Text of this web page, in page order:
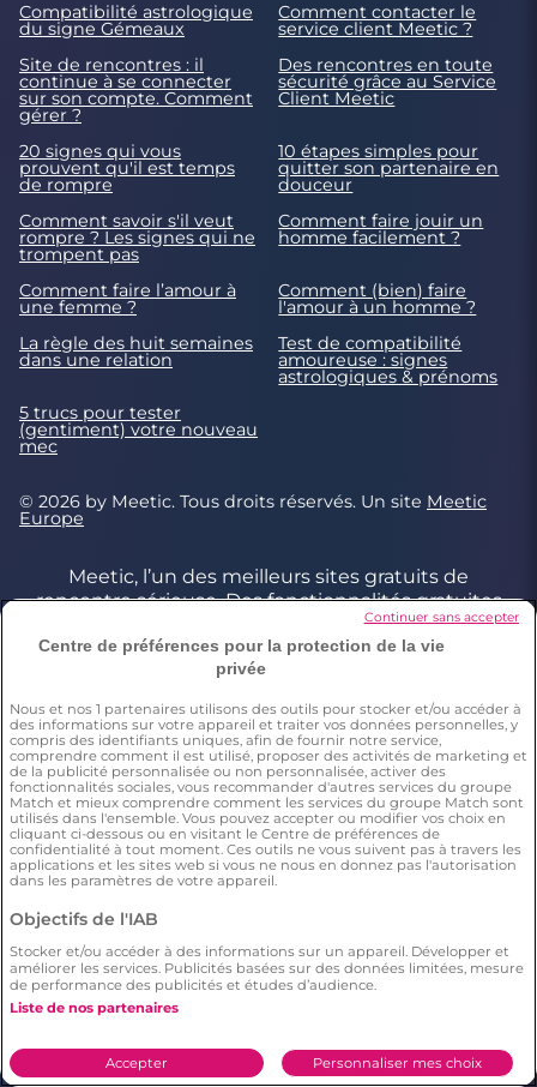
Compatibilité astrologique
du signe Gémeaux
Comment contacter le
service client Meetic ?
Site de rencontres : il
continue à se connecter
sur son compte. Comment
gérer ?
Des rencontres en toute
sécurité grâce au Service
Client Meetic
20 signes qui vous
prouvent qu'il est temps
de rompre
10 étapes simples pour
quitter son partenaire en
douceur
Comment savoir s'il veut
rompre ? Les signes qui ne
trompent pas
Comment faire jouir un
homme facilement ?
Comment faire l’amour à
une femme ?
Comment (bien) faire
l'amour à un homme ?
La règle des huit semaines
dans une relation
Test de compatibilité
amoureuse : signes
astrologiques & prénoms
5 trucs pour tester
(gentiment) votre nouveau
mec
© 2026 by Meetic. Tous droits réservés. Un site Meetic
Europe
Meetic, l’un des meilleurs sites gratuits de
rencontre sérieuse. Des fonctionnalités gratuites
pour faire de vraies rencontres en toute sécurité :
profils contrôlés, critères de recherche précis et
géolocalisation pour trouver l’amour près de chez
Conditions générales
Charte d’utilisation des cookies
Politique de confidentialité
Conditions Générales applicables aux Events
Signaler un contenu illégal
*Estimation du nombre de personnes ayant déjà fait une
rencontre sur Meetic en France, Italie et Espagne. Chiffre obtenu
par l’extrapolation des résultats d’une enquête réalisée par
Dynata en décembre 2023, sur 6011 personnes résidant en
population totale de cette tranche d’âge dans ces pays(Source
Eurostat 2023). Il résulte de cette étude que respectivement 15%
Centre de préférences pour la protection de la vie
privée
Nous et nos 1 partenaires utilisons des outils pour stocker et/ou accéder à
des informations sur votre appareil et traiter vos données personnelles, y
compris des identifiants uniques, afin de fournir notre service,
comprendre comment il est utilisé, proposer des activités de marketing et
de la publicité personnalisée ou non personnalisée, activer des
fonctionnalités sociales, vous recommander d'autres services du groupe
Match et mieux comprendre comment les services du groupe Match sont
utilisés dans l'ensemble. Vous pouvez accepter ou modifier vos choix en
cliquant ci-dessous ou en visitant le Centre de préférences de
confidentialité à tout moment. Ces outils ne vous suivent pas à travers les
applications et les sites web si vous ne nous en donnez pas l'autorisation
dans les paramètres de votre appareil.
Objectifs de l'IAB
Stocker et/ou accéder à des informations sur un appareil. Développer et
améliorer les services. Publicités basées sur des données limitées, mesure
de performance des publicités et études d’audience.
Liste de nos partenaires
Personnaliser mes choix
Accepter
Continuer sans accepter